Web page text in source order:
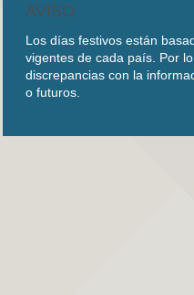
AVISO
Los días festivos están
vigentes de cada país. Por
discrepancias con la
o futuros.